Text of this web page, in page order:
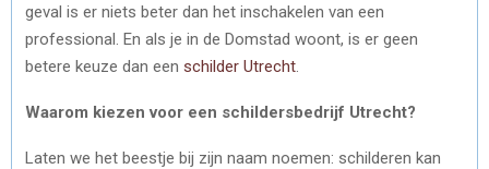
geval is er niets beter dan het inschakelen van een
professional. En als je in de Domstad woont, is er geen
betere keuze dan een schilder Utrecht
Waarom kiezen voor een schildersbedrijf Utrecht?
Laten we het beestje bij zijn naam noemen: schilderen kan